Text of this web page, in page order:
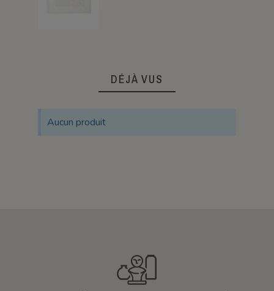
DÉJÀ VUS
Aucun produit